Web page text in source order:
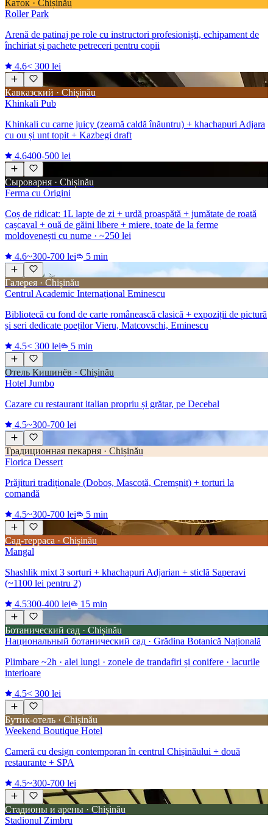
Каток · Chișinău
Roller Park
Arenă de patinaj pe role cu instructori profesioniști, echipament de
închiriat și pachete petreceri pentru copii
4.6< 300 lei
Кавказский · Chișinău
Khinkali Pub
Khinkali cu carne juicy (zeamă caldă înăuntru) + khachapuri Adjara
cu ou și unt topit + Kazbegi draft
4.6400-500 lei
Сыроварня · Chișinău
Ferma cu Origini
Coș de ridicat: 1L lapte de zi + urdă proaspătă + jumătate de roată
cașcaval + ouă de găini libere + miere, toate de la ferme
moldovenești cu nume · ~250 lei
4.6~300-700 lei 5 min
Галерея · Chișinău
Centrul Academic Internațional Eminescu
Bibliotecă cu fond de carte românească clasică + expoziții de pictură
și seri dedicate poeților Vieru, Matcovschi, Eminescu
4.5< 300 lei 5 min
Отель Кишинёв · Chișinău
Hotel Jumbo
Cazare cu restaurant italian propriu și grătar, pe Decebal
4.5~300-700 lei
Традиционная пекарня · Chișinău
Florica Dessert
Prăjituri tradiționale (Doboș, Mascotă, Cremșnit) + torturi la
comandă
4.5~300-700 lei 5 min
Сад-терраса · Chișinău
Mangal
Shashlik mixt 3 sorturi + khachapuri Adjarian + sticlă Saperavi
(~1100 lei pentru 2)
4.5300-400 lei 15 min
Ботанический сад · Chișinău
Национальный ботанический сад · Grădina Botanică Națională
Plimbare ~2h · alei lungi · zonele de trandafiri și conifere · lacurile
interioare
4.5< 300 lei
Бутик-отель · Chișinău
Weekend Boutique Hotel
Cameră cu design contemporan în centrul Chișinăului + două
restaurante + SPA
4.5~300-700 lei
Стадионы и арены · Chișinău
Stadionul Zimbru